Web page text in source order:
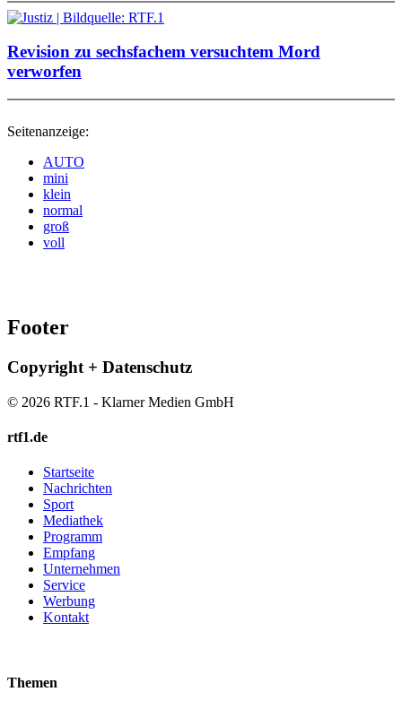
Revision zu sechsfachem versuchtem Mord
verworfen
Seitenanzeige:
AUTO
mini
klein
normal
groß
voll
Footer
Copyright + Datenschutz
© 2026 RTF.1 - Klarner Medien GmbH
rtf1.de
Startseite
Nachrichten
Sport
Mediathek
Programm
Empfang
Unternehmen
Service
Werbung
Kontakt
Themen